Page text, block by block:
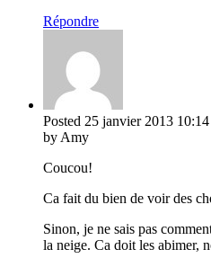
Répondre
Posted 25 janvier 2013 10:14
by Amy
Coucou!
Ca fait du bien de voir des
Sinon, je ne sais pas
la neige. Ca doit les abimer,